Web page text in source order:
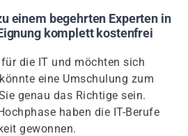
einem begehrten Experten in
komplett kostenfrei
die IT und möchten sich
eine Umschulung zum
genau das Richtige sein.
haben die IT-Berufe
gewonnen.